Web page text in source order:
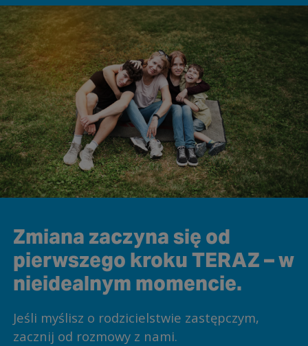
Zmiana zaczyna się od
pierwszego kroku TERAZ – w
nieidealnym momencie.
Jeśli myślisz o rodzicielstwie zastępczym,
zacznij od rozmowy z nami.